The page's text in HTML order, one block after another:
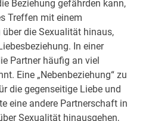
Beziehung gefährden kann,
Treffen mit einem
die Sexualität hinaus,
In einer
Partner häufig an viel
Eine „Nebenbeziehung“ zu
die gegenseitige Liebe und
eine andere Partnerschaft in
Sexualität hinausgehen,